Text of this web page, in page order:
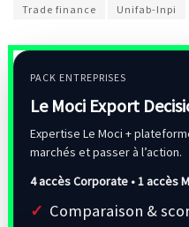
Trade finance
Unifab-Inpi
PACK ENTREPRISES
Le Moci Export
Expertise Le Moci +
marchés et passer à l’action.
4 accès Corporate • 1 accès
Comparaison &